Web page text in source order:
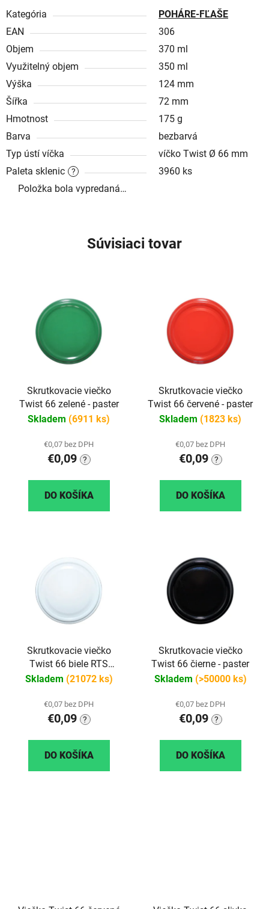
Kategória
POHÁRE-FĽAŠE
EAN
306
Objem
370 ml
Využitelný objem
350 ml
Výška
124 mm
Šířka
72 mm
Hmotnost
175 g
Barva
bezbarvá
Typ ústí víčka
víčko Twist Ø 66 mm
?
Paleta sklenic
3960 ks
Položka bola vypredaná…
Súvisiaci tovar
Skrutkovacie viečko
Twist 66 zelené - paster
Skladem (6911 ks)
€0,07 bez DPH
€0,09 ?
DO KOŠÍKA
Skrutkovacie viečko
Twist 66 červené - paster
Skladem (1823 ks)
€0,07 bez DPH
€0,09 ?
DO KOŠÍKA
Skrutkovacie viečko
Twist 66 biele RTS
paster
Skladem (21072 ks)
€0,07 bez DPH
€0,09 ?
DO KOŠÍKA
Skrutkovacie viečko
Twist 66 čierne - paster
Skladem (>50000 ks)
€0,07 bez DPH
€0,09 ?
DO KOŠÍKA